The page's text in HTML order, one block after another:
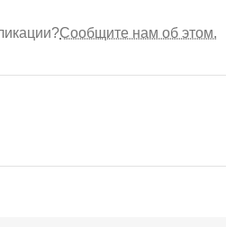
Сообщите нам об этом.